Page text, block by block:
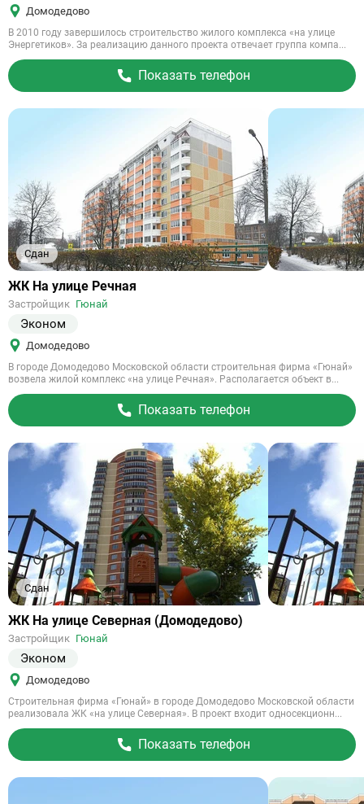
Домодедово
В 2010 году завершилось строительство жилого комплекса «на улице
Энергетиков». За реализацию данного проекта отвечает группа компа...
Показать телефон
Сдан
Ссылка
объект
ЖК На улице Речная
Застройщик Гюнай
Эконом
Домодедово
В городе Домодедово Московской области строительная фирма «Гюнай»
возвела жилой комплекс «на улице Речная». Располагается объект в...
Показать телефон
Сдан
Ссылка
объект
ЖК На улице Северная (Домодедово)
Застройщик Гюнай
Эконом
Домодедово
Строительная фирма «Гюнай» в городе Домодедово Московской области
реализовала ЖК «на улице Северная». В проект входит односекционн...
Показать телефон